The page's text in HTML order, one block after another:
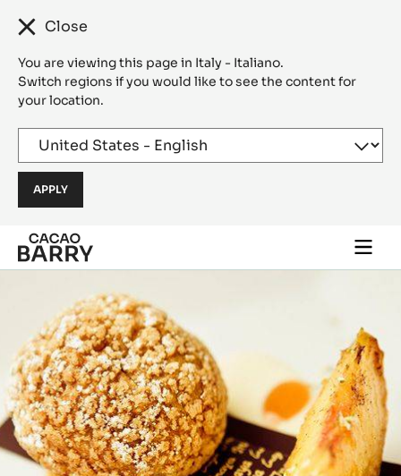
Close
You are viewing this page in Italy - Italiano.
Switch regions if you would like to see the content for
your location.
Skip to main content
main